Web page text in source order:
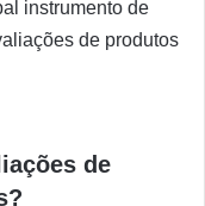
instrumento de
de produtos
de